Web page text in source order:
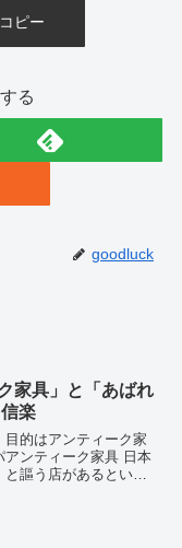
コピー
る
goodluck
家具」と「あばれ
楽
的はアンティーク家
アンティーク家具 日本
謳う店があるという